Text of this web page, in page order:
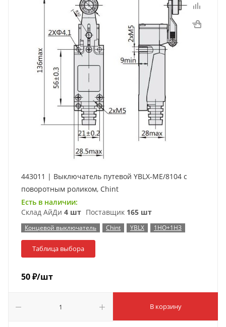
443011 | Выключатель путевой YBLX-ME/8104 c
поворотным роликом, Chint
Есть в наличии:
Склад АйДи 4 шт Поставщик 165 шт
Концевой выключатель Chint YBLX 1НО+1НЗ
Таблица выбора
50₽/шт
В корзину